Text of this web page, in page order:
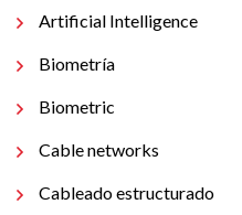
Artificial Intelligence
Biometría
Biometric
Cable networks
Cableado estructurado